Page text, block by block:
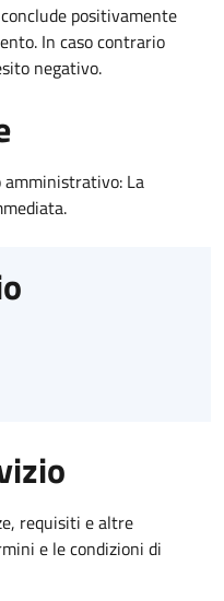
positivamente
In caso contrario
negativo.
amministrativo: La
requisiti e altre
e le condizioni di